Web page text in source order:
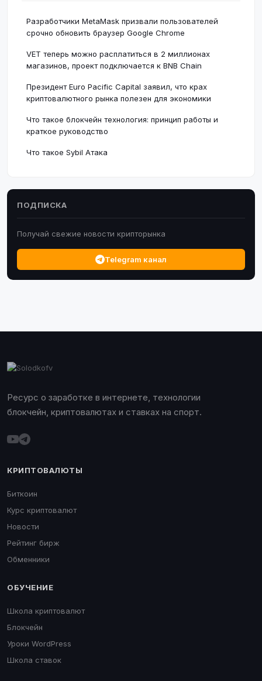
Разработчики MetaMask призвали пользователей
срочно обновить браузер Google Chrome
VET теперь можно расплатиться в 2 миллионах
магазинов, проект подключается к BNB Chain
Президент Euro Pacific Capital заявил, что крах
криптовалютного рынка полезен для экономики
Что такое блокчейн технология: принцип работы и
краткое руководство
Что такое Sybil Атака
ПОДПИСКА
Получай свежие новости крипторынка
Telegram канал
Ресурс о заработке в интернете, технологии
блокчейн, криптовалютах и ставках на спорт.
КРИПТОВАЛЮТЫ
Биткоин
Курс криптовалют
Новости
Рейтинг бирж
Обменники
ОБУЧЕНИЕ
Школа криптовалют
Блокчейн
Уроки WordPress
Школа ставок